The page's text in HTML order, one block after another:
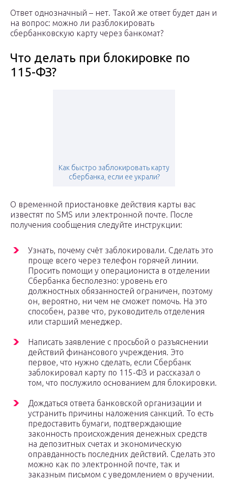
Ответ однозначный – нет. Такой же ответ будет дан и
на вопрос: можно ли разблокировать
сбербанковскую карту через банкомат?
Что делать при блокировке по
115-ФЗ?
Как быстро заблокировать карту
сбербанка, если ее украли?
О временной приостановке действия карты вас
известят по SMS или электронной почте. После
получения сообщения следуйте инструкции:
Узнать, почему счёт заблокировали. Сделать это
проще всего через телефон горячей линии.
Просить помощи у операциониста в отделении
Сбербанка бесполезно: уровень его
должностных обязанностей ограничен, поэтому
он, вероятно, ни чем не сможет помочь. На это
способен, разве что, руководитель отделения
или старший менеджер.
Написать заявление с просьбой о разъяснении
действий финансового учреждения. Это
первое, что нужно сделать, если Сбербанк
заблокировал карту по 115-ФЗ и рассказал о
том, что послужило основанием для блокировки.
Дождаться ответа банковской организации и
устранить причины наложения санкций. То есть
предоставить бумаги, подтверждающие
законность происхождения денежных средств
на депозитных счетах и экономическую
оправданность последних действий. Сделать это
можно как по электронной почте, так и
заказным письмом с уведомлением о вручении.